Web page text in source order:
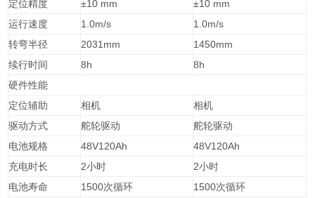
定位精度
±10 mm
±10 mm
运行速度
1.0m/s
1.0m/s
转弯半径
2031mm
1450mm
续行时间
8h
8h
硬件性能
定位辅助
相机
相机
驱动方式
舵轮驱动
舵轮驱动
电池规格
48V120Ah
48V120Ah
充电时长
2小时
2小时
电池寿命
1500次循环
1500次循环